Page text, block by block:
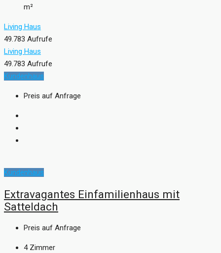
m²
Living Haus
49.783 Aufrufe
Living Haus
49.783 Aufrufe
Kundenhaus
Preis auf Anfrage
Kundenhaus
Extravagantes Einfamilienhaus mit
Satteldach
Preis auf Anfrage
4 Zimmer